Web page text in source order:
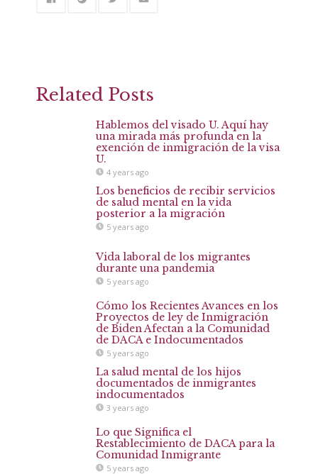
Related Posts
Hablemos del visado U. Aquí hay
una mirada más profunda en la
exención de inmigración de la visa
U.
4 years ago
Los beneficios de recibir servicios
de salud mental en la vida
posterior a la migración
5 years ago
Vida laboral de los migrantes
durante una pandemia
5 years ago
Cómo los Recientes Avances en los
Proyectos de ley de Inmigración
de Biden Afectan a la Comunidad
de DACA e Indocumentados
5 years ago
La salud mental de los hijos
documentados de inmigrantes
indocumentados
3 years ago
Lo que Significa el
Restablecimiento de DACA para la
Comunidad Inmigrante
5 years ago